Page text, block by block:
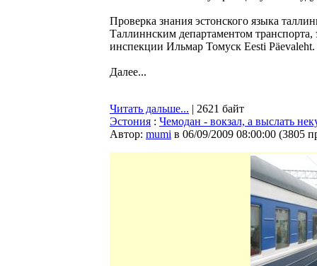
Проверка знания эстонского языка
Таллиннским департаментом транспорта,
инспекции Ильмар Томуск Eesti Päevaleht.
Далее...
Читать дальше... | 2621 байт
Эстония : Чемодан - вокзал, а выслать
Автор: mumi в 06/09/2009 08:00:00 (3805